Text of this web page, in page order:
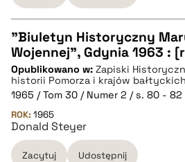
pobierz cytat
CZYSTY TEKST
pobierz cytat
BIBTEX
"Biuletyn Historyczny
Wojennej", Gdynia 1963 :
Opublikowano w: Zapiski
historii Pomorza i krajów bałtyckich
1965 / Tom 30 / Numer 2 / s. 80 - 82
ROK: 1965
Donald Steyer
Zacytuj Udostępnij